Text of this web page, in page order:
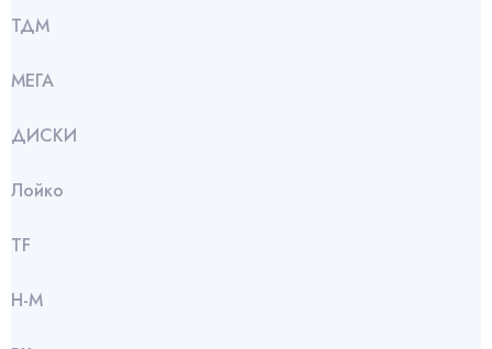
ТДМ
МЕГА
ДИСКИ
Лойко
TF
Н-М